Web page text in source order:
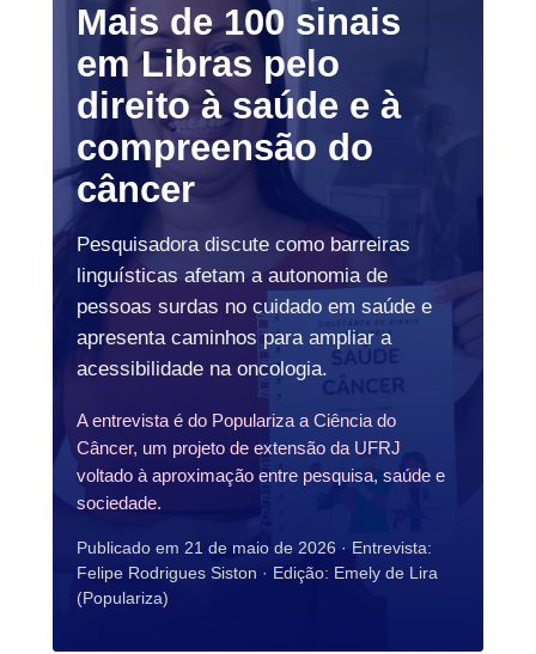
Mais de 100 sinais
em Libras pelo
direito à saúde e à
compreensão do
câncer
Pesquisadora discute como barreiras
linguísticas afetam a autonomia de
pessoas surdas no cuidado em saúde e
apresenta caminhos para ampliar a
acessibilidade na oncologia.
A entrevista é do Populariza a Ciência do
Câncer, um projeto de extensão da UFRJ
voltado à aproximação entre pesquisa, saúde e
sociedade.
Publicado em 21 de maio de 2026 · Entrevista:
Felipe Rodrigues Siston · Edição: Emely de Lira
(Populariza)